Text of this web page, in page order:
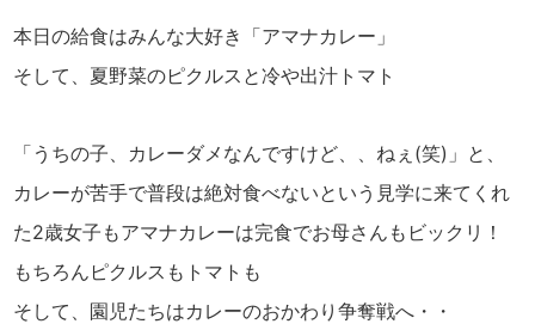
本日の給食はみんな大好き「アマナカレー」
そして、夏野菜のピクルスと冷や出汁トマト
「うちの子、カレーダメなんですけど、、ねぇ(笑)」と、
カレーが苦手で普段は絶対食べないという見学に来てくれ
た2歳女子もアマナカレーは完食でお母さんもビックリ！
もちろんピクルスもトマトも
そして、園児たちはカレーのおかわり争奪戦へ・・